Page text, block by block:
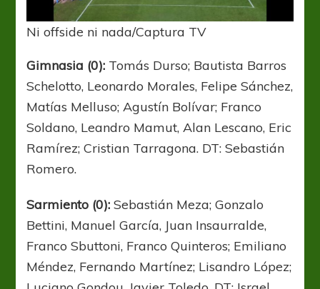
Ni offside ni nada/Captura TV
Gimnasia (0): Tomás Durso; Bautista Barros
Schelotto, Leonardo Morales, Felipe Sánchez,
Matías Melluso; Agustín Bolívar; Franco
Soldano, Leandro Mamut, Alan Lescano, Eric
Ramírez; Cristian Tarragona. DT: Sebastián
Romero.
Sarmiento (0):Sebastián Meza; Gonzalo
Bettini, Manuel García, Juan Insaurralde,
Franco Sbuttoni, Franco Quinteros; Emiliano
Méndez, Fernando Martínez; Lisandro López;